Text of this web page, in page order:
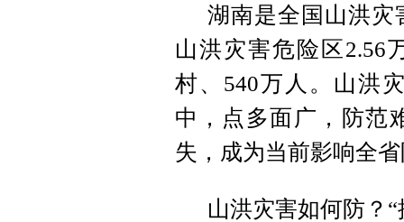
湖南是全国山洪灾
山洪灾害危险区2.56
村、540万人。山洪
中，点多面广，防范
失，成为当前影响全
山洪灾害如何防？